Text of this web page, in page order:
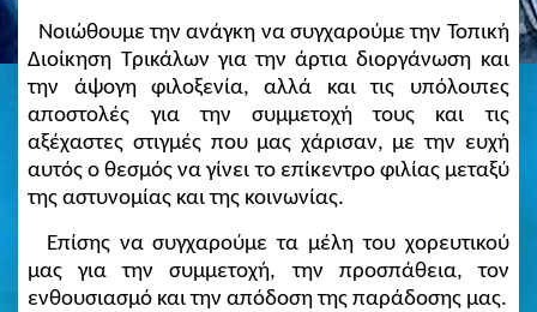
Νοιώθουμε την ανάγκη να συγχαρούμε την Τοπική
Διοίκηση Τρικάλων για την άρτια διοργάνωση και
την άψογη φιλοξενία, αλλά και τις υπόλοιπες
αποστολές για την συμμετοχή τους και τις
αξέχαστες στιγμές που μας χάρισαν, με την ευχή
αυτός ο θεσμός να γίνει το επίκεντρο φιλίας μεταξύ
της αστυνομίας και της κοινωνίας.
Επίσης να συγχαρούμε τα μέλη του χορευτικού
μας για την συμμετοχή, την προσπάθεια, τον
ενθουσιασμό και την απόδοση της παράδοσης μας.